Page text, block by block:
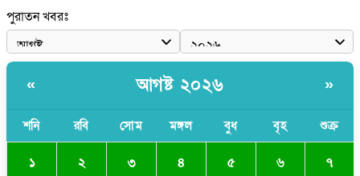
আধা কিলোমিটারের কাজ চলছে মাসের পর মাস: কুমিল্লার ‘আমতলীতে’
নিত্য দুর্ভোগ
বিশ্ববিদ্যালয়ের ছাত্রী
পুলিশকে পিটিয়ে রক্তাক্ত করেছি এ দৃশ্য কি আপনারা দেখেননি: এনসিপি
নেতা
পুরাতন খবরঃ
« আগষ্ট ২০২৬ »
শনি রবি সোম মঙ্গল বুধ বৃহ শুক্র
১ ২ ৩ ৪ ৫ ৬ ৭